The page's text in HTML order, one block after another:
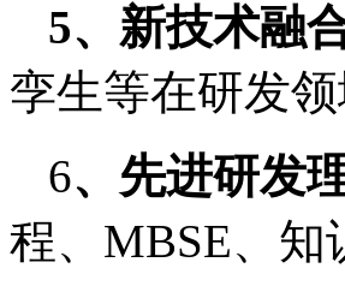
5、新技术融
孪生等在研发
6、先进研发
程、MBSE、